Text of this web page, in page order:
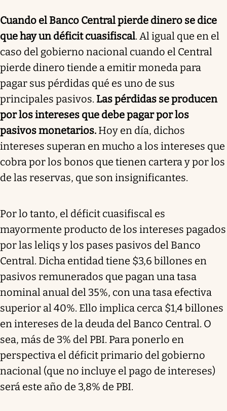
Cuando el Banco Central pierde dinero se dice
que hay un déficit cuasifiscal. Al igual que en el
caso del gobierno nacional cuando el Central
pierde dinero tiende a emitir moneda para
pagar sus pérdidas qué es uno de sus
principales pasivos. Las pérdidas se producen
por los intereses que debe pagar por los
pasivos monetarios. Hoy en día, dichos
intereses superan en mucho a los intereses que
cobra por los bonos que tienen cartera y por los
de las reservas, que son insignificantes.
Por lo tanto, el déficit cuasifiscal es
mayormente producto de los intereses pagados
por las leliqs y los pases pasivos del Banco
Central. Dicha entidad tiene $3,6 billones en
pasivos remunerados que pagan una tasa
nominal anual del 35%, con una tasa efectiva
superior al 40%. Ello implica cerca $1,4 billones
en intereses de la deuda del Banco Central. O
sea, más de 3% del PBI. Para ponerlo en
perspectiva el déficit primario del gobierno
nacional (que no incluye el pago de intereses)
será este año de 3,8% de PBI.